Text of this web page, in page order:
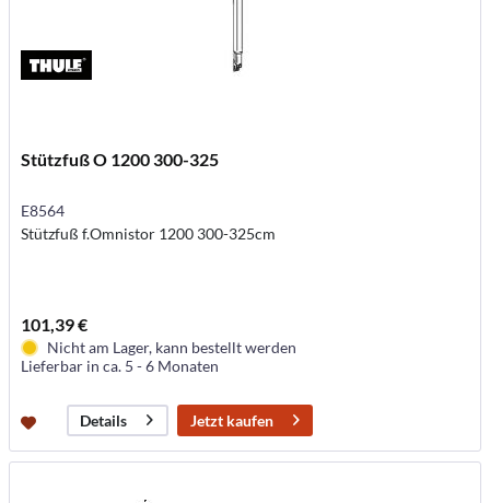
Stützfuß O 1200 300-325
E8564
Stützfuß f.Omnistor 1200 300-325cm
101,39 €
Nicht am Lager, kann bestellt werden
Lieferbar in ca. 5 - 6 Monaten
Details Jetzt kaufen